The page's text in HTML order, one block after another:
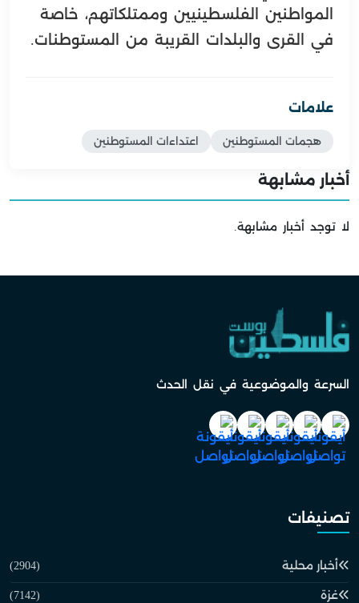
المواطنين الفلسطينيين وممتلكاتهم، خاصة
في القرى والبلدات القريبة من المستوطنات.
علامات
هجمات المستوطنين اعتداءات المستوطنين
أخبار مشابهة
لا توجد أخبار مشابهة.
السرعة والموضوعية في نقل الحدث
تصنيفات
أخبار محلية (2904)
غزة (7142)